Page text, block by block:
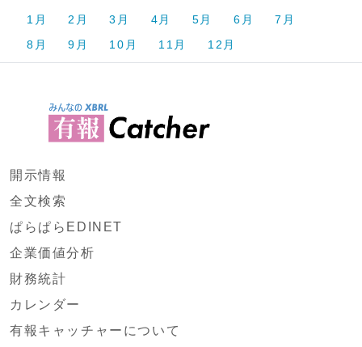
1月 2月 3月 4月 5月 6月
7月
8月
9月 10月 11月 12月
開示情報
全文検索
ぱらぱらEDINET
企業価値分析
財務統計
カレンダー
有報キャッチャーについて